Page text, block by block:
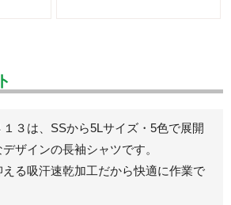
３は、SSから5Lサイズ・5色で展開
ザインの長袖シャツです。
える吸汗速乾加工だから快適に作業で